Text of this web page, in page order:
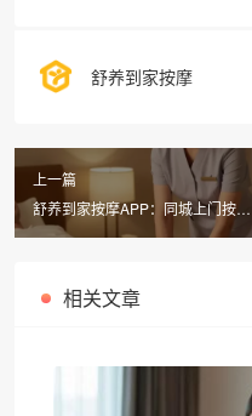
舒养到家按摩
上一篇
舒养到家按摩APP：同城上门按摩
真的有套路吗？男士服务项目全解
相关文章